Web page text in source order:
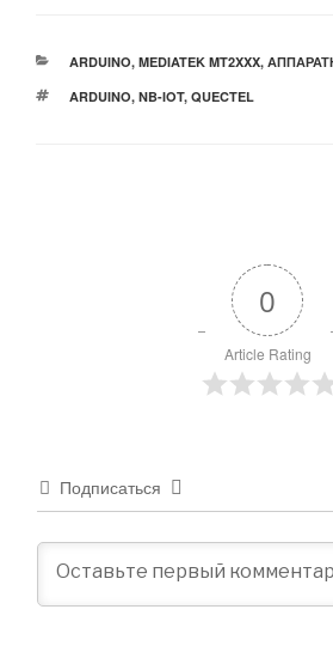
РУБРИКИ
ARDUINO, MEDIATEK MT2XXX,
МЕТКИ
ARDUINO, NB-IOT, QUECTEL
0
Article Rating
Подписаться